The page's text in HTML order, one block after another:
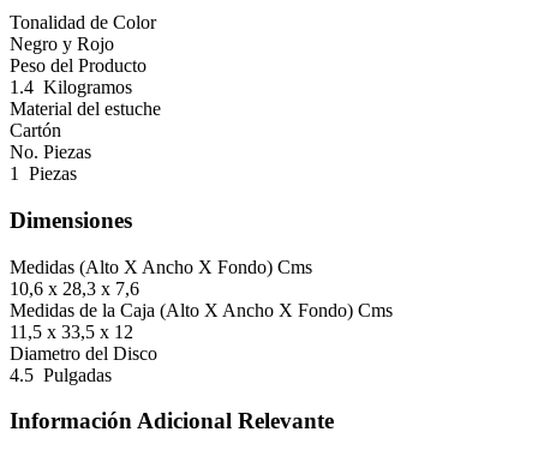
Tonalidad de Color
Negro y Rojo
Peso del Producto
1.4 Kilogramos
Material del estuche
Cartón
No. Piezas
1 Piezas
Dimensiones
Medidas (Alto X Ancho X Fondo) Cms
10,6 x 28,3 x 7,6
Medidas de la Caja (Alto X Ancho X Fondo) Cms
11,5 x 33,5 x 12
Diametro del Disco
4.5 Pulgadas
Información Adicional Relevante